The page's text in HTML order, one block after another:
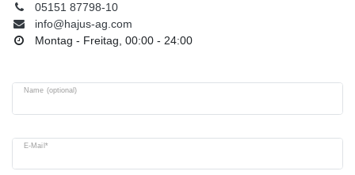
05151 87798-10
info@hajus-ag.com
Montag - Freitag, 00:00 - 24:00
Name (optional)
E-Mail*